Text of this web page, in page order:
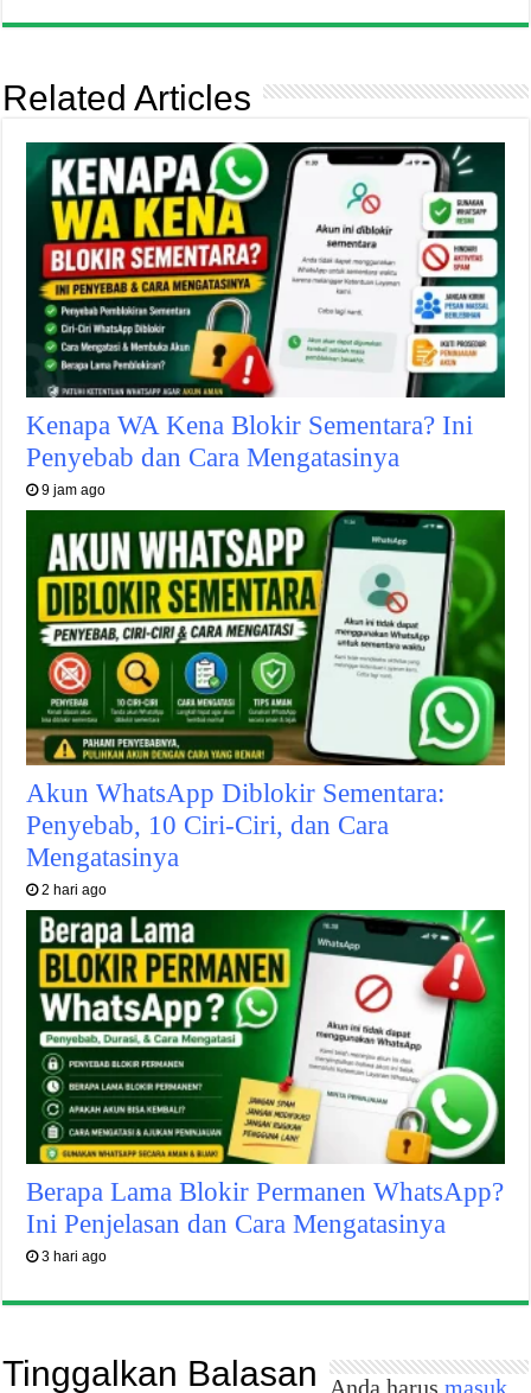
Related Articles
Kenapa WA Kena Blokir Sementara? Ini
Penyebab dan Cara Mengatasinya
9 jam ago
Akun WhatsApp Diblokir Sementara:
Penyebab, 10 Ciri-Ciri, dan Cara
Mengatasinya
2 hari ago
Berapa Lama Blokir Permanen WhatsApp?
Ini Penjelasan dan Cara Mengatasinya
3 hari ago
Tinggalkan Balasan Anda harusmasuk